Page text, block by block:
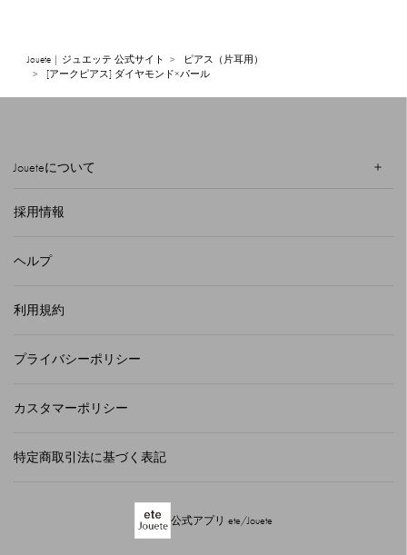
Jouete | ジュエッテ 公式サイト
ピアス（片耳用）
[アークピアス] ダイヤモンド×パール
Joueteについて
採用情報
ヘルプ
利用規約
プライバシーポリシー
カスタマーポリシー
特定商取引法に基づく表記
公式アプリ ete/Jouete